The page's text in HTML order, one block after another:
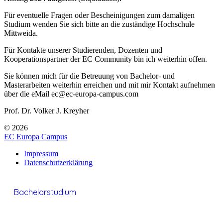
Für eventuelle Fragen oder Bescheinigungen zum damaligen
Studium wenden Sie sich bitte an die zuständige Hochschule
Mittweida.
Für Kontakte unserer Studierenden, Dozenten und
Kooperationspartner der EC Community bin ich weiterhin offen.
Sie können mich für die Betreuung von Bachelor- und
Masterarbeiten weiterhin erreichen und mit mir Kontakt aufnehmen
über die eMail ec@ec-europa-campus.com
Prof. Dr. Volker J. Kreyher
© 2026
EC Europa Campus
Impressum
Datenschutzerklärung
Bachelorstudium